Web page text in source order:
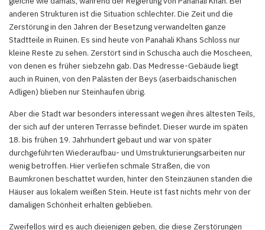
anderen Strukturen ist die Situation schlechter. Die Zeit und die
Zerstörung in den Jahren der Besetzung verwandelten ganze
Stadtteile in Ruinen. Es sind heute von Panahali Khans Schloss nur
kleine Reste zu sehen. Zerstört sind in Schuscha auch die Moscheen,
von denen es früher siebzehn gab. Das Medresse-Gebäude liegt
auch in Ruinen, von den Palästen der Beys (aserbaidschanischen
Adligen) blieben nur Steinhaufen übrig.
Aber die Stadt war besonders interessant wegen ihres ältesten Teils,
der sich auf der unteren Terrasse befindet. Dieser wurde im späten
18. bis frühen 19. Jahrhundert gebaut und war von später
durchgeführten Wiederaufbau- und Umstrukturierungsarbeiten nur
wenig betroffen. Hier verliefen schmale Straßen, die von
Baumkronen beschattet wurden, hinter den Steinzäunen standen die
Häuser aus lokalem weißen Stein. Heute ist fast nichts mehr von der
damaligen Schönheit erhalten geblieben.
Zweifellos wird es auch diejenigen geben, die diese Zerstörungen